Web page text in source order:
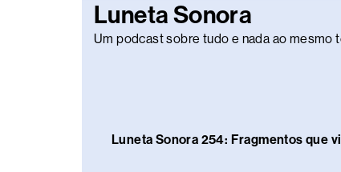
Luneta Sonora
Um podcast sobre tudo e nada ao mesmo
Luneta Sonora 254: Fragmentos que